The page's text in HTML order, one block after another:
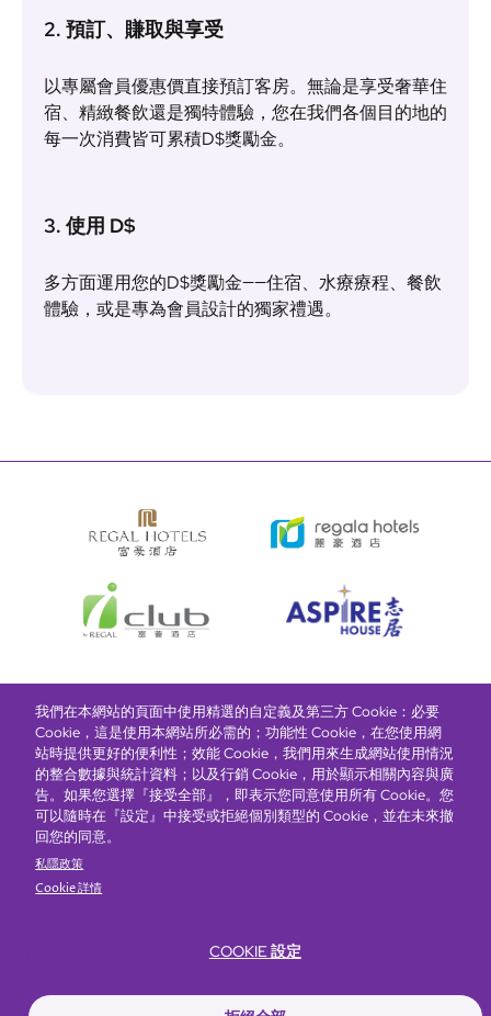
2. 預訂、賺取與享受
以專屬會員優惠價直接預訂客房。無論是享受奢華住
宿、精緻餐飲還是獨特體驗，您在我們各個目的地的
每一次消費皆可累積D$獎勵金。
3. 使用 D$
多方面運用您的D$獎勵金——住宿、水療療程、餐飲
體驗，或是專為會員設計的獨家禮遇。
富豪酒店主頁關於我們推廣及優惠住宿獎勵計劃
Footer無障礙聲明私隱聲明Cookie政策網站使用條款
搶先一步，掌握最新資訊！
我們在本網站的頁面中使用精選的自定義及第三方 Cookie：必要
Cookie，這是使用本網站所必需的；功能性 Cookie，在您使用網
站時提供更好的便利性；效能 Cookie，我們用來生成網站使用情況
的整合數據與統計資料；以及行銷 Cookie，用於顯示相關內容與廣
告。如果您選擇『接受全部』，即表示您同意使用所有 Cookie。您
可以隨時在『設定』中接受或拒絕個別類型的 Cookie，並在未來撤
回您的同意。
私隱政策
Cookie 詳情
COOKIE 設定